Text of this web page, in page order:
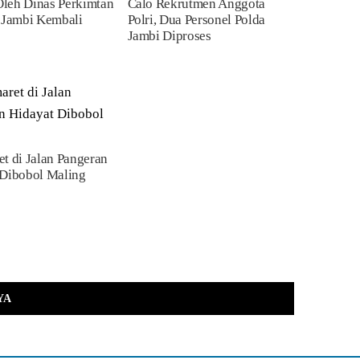
Dinas Perkimtan
Kembali
Calo Rekrutmen Anggota
Polri, Dua Personel Polda
Jambi Diproses
di Jalan Pangeran
Maling